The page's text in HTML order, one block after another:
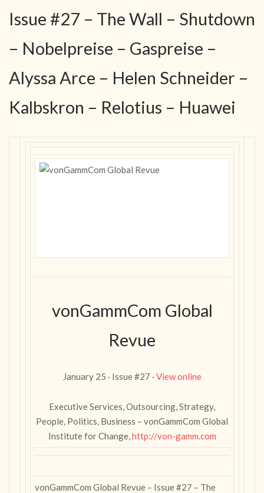
Issue #27 – The Wall – Shutdown
– Nobelpreise – Gaspreise –
Alyssa Arce – Helen Schneider –
Kalbskron – Relotius – Huawei
vonGammCom Global
Revue
January 25 · Issue #27 · View online
Executive Services, Outsourcing, Strategy,
People, Politics, Business – vonGammCom Global
Institute for Change,http://von-gamm.com
vonGammCom Global Revue – Issue #27 – The